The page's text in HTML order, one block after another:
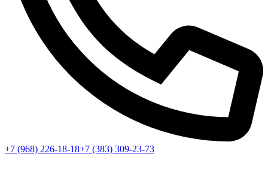
+7 (968) 226-18-18+7 (383) 309-23-73